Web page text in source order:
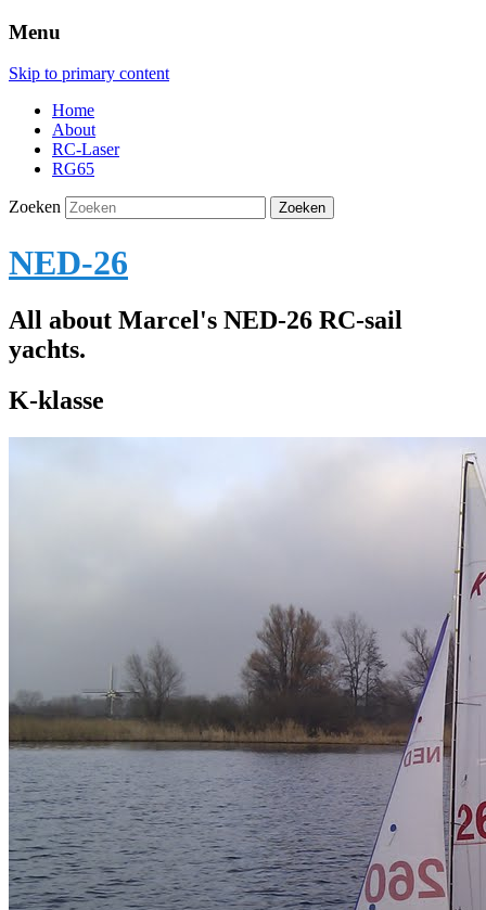
Menu
Skip to primary content
Home
About
RC-Laser
RG65
Zoeken
NED-26
All about Marcel's NED-26 RC-sail
yachts.
K-klasse